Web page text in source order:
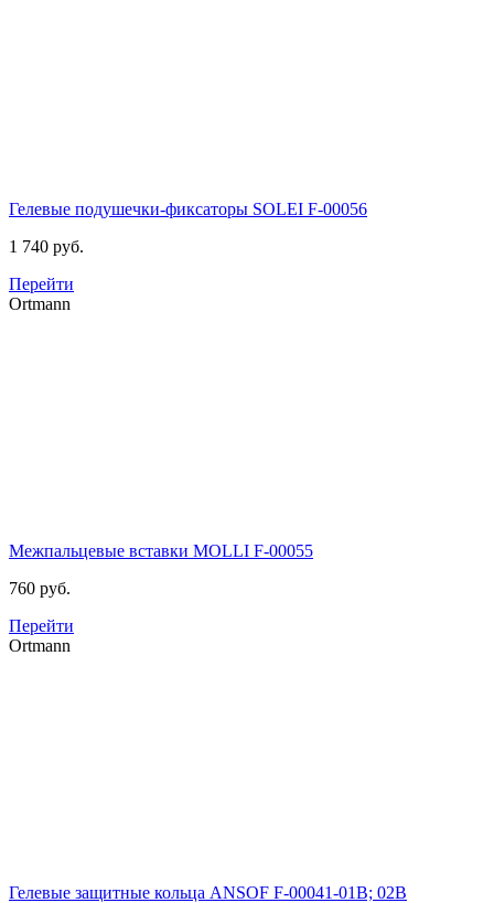
Гелевые подушечки-фиксаторы SOLEI F-00056
1 740 руб.
Перейти
Ortmann
Межпальцевые вставки MOLLI F-00055
760 руб.
Перейти
Ortmann
Гелевые защитные кольца ANSOF F-00041-01B; 02B